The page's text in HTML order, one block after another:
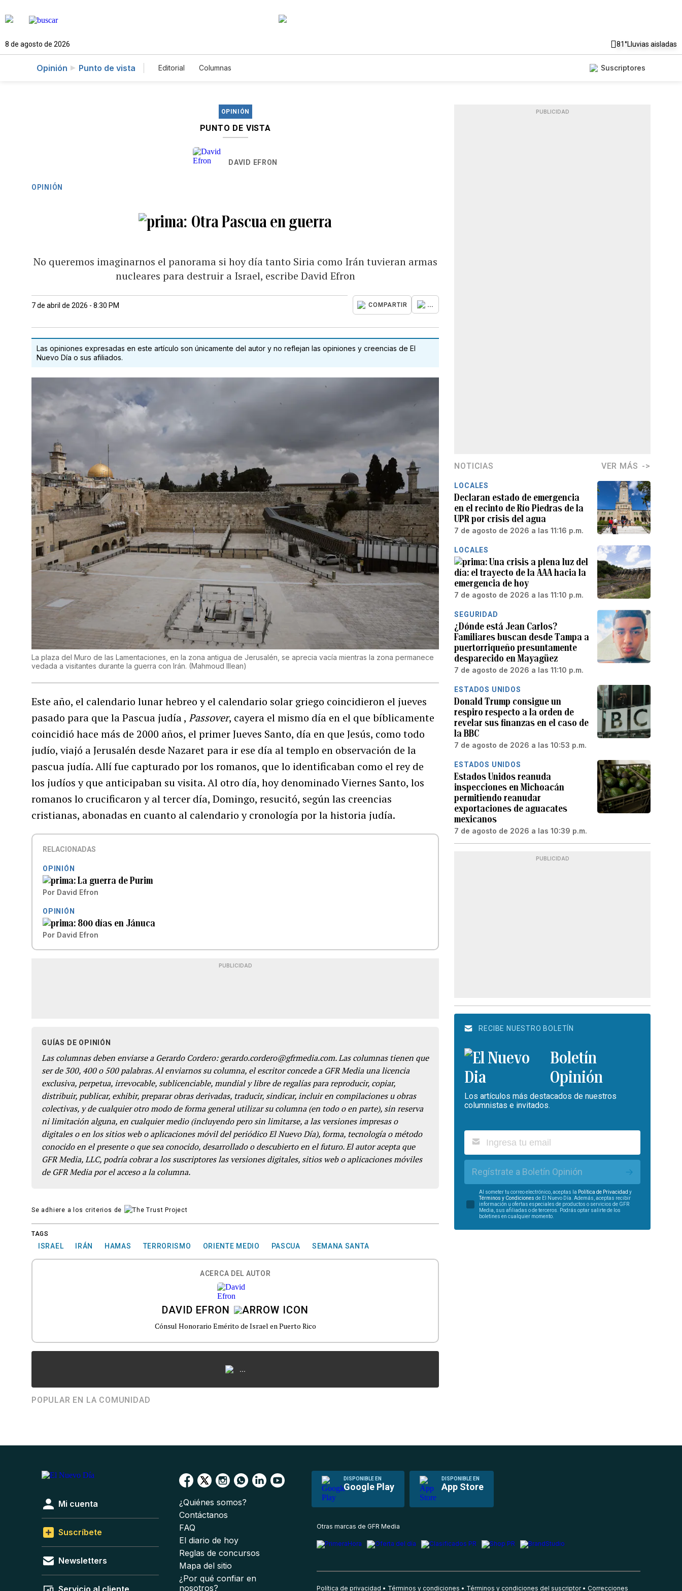
8 de agosto de 2026 81°Lluvias aisladas
Opinión Punto de vista Editorial Columnas Suscriptores
OPINIÓN
PUNTO DE VISTA
DAVID EFRON
OPINIÓN
Otra Pascua en guerra
No queremos imaginarnos el panorama si hoy día tanto Siria como Irán tuvieran armas
nucleares para destruir a Israel, escribe David Efron
7 de abril de 2026 - 8:30 PM COMPARTIR ...
Las opiniones expresadas en este artículo son únicamente del autor y no reflejan las opiniones y creencias de El
Nuevo Día o sus afiliados.
La plaza del Muro de las Lamentaciones, en la zona antigua de Jerusalén, se aprecia vacía mientras la zona permanece
vedada a visitantes durante la guerra con Irán. (Mahmoud Illean)
Este año, el calendario lunar hebreo y el calendario solar griego coincidieron el jueves
pasado para que la Pascua judía ,Passover, cayera el mismo día en el que bíblicamente
coincidió hace más de 2000 años, el primer Jueves Santo, día en que Jesús, como todo
judío, viajó a Jerusalén desde Nazaret para ir ese día al templo en observación de la
pascua judía. Allí fue capturado por los romanos, que lo identificaban como el rey de
los judíos y que anticipaban su visita. Al otro día, hoy denominado Viernes Santo, los
romanos lo crucificaron y al tercer día, Domingo, resucitó, según las creencias
cristianas, abonadas en cuanto al calendario y cronología por la historia judía.
RELACIONADAS
OPINIÓN
La guerra de Purim
Por David Efron
OPINIÓN
800 días en Jánuca
Por David Efron
PUBLICIDAD
GUÍAS DE OPINIÓN
Las columnas deben enviarse a Gerardo Cordero: gerardo.cordero@gfrmedia.com. Las columnas tienen que
ser de 300, 400 o 500 palabras. Al enviarnos su columna, el escritor concede a GFR Media una licencia
exclusiva, perpetua, irrevocable, sublicenciable, mundial y libre de regalías para reproducir, copiar,
distribuir, publicar, exhibir, preparar obras derivadas, traducir, sindicar, incluir en compilaciones u obras
colectivas, y de cualquier otro modo de forma general utilizar su columna (en todo o en parte), sin reserva
ni limitación alguna, en cualquier medio (incluyendo pero sin limitarse, a las versiones impresas o
digitales o en los sitios web o aplicaciones móvil del periódico El Nuevo Día), forma, tecnología o método
conocido en el presente o que sea conocido, desarrollado o descubierto en el futuro. El autor acepta que
GFR Media, LLC, podría cobrar a los suscriptores las versiones digitales, sitios web o aplicaciones móviles
de GFR Media por el acceso a la columna.
Se adhiere a los criterios de
TAGS
ISRAEL IRÁN HAMAS TERRORISMO ORIENTE MEDIO PASCUA SEMANA SANTA
ACERCA DEL AUTOR
DAVID EFRON
Cónsul Honorario Emérito de Israel en Puerto Rico
...
POPULAR EN LA COMUNIDAD
PUBLICIDAD
NOTICIAS VER MÁS
LOCALES
Declaran estado de emergencia
en el recinto de Río Piedras de la
UPR por crisis del agua
7 de agosto de 2026 a las 11:16 p.m.
LOCALES
Una crisis a plena luz del
día: el trayecto de la AAA hacia la
emergencia de hoy
7 de agosto de 2026 a las 11:10 p.m.
SEGURIDAD
¿Dónde está Jean Carlos?
Familiares buscan desde Tampa a
puertorriqueño presuntamente
desparecido en Mayagüez
7 de agosto de 2026 a las 11:10 p.m.
ESTADOS UNIDOS
Donald Trump consigue un
respiro respecto a la orden de
revelar sus finanzas en el caso de
la BBC
7 de agosto de 2026 a las 10:53 p.m.
ESTADOS UNIDOS
Estados Unidos reanuda
inspecciones en Michoacán
permitiendo reanudar
exportaciones de aguacates
mexicanos
7 de agosto de 2026 a las 10:39 p.m.
PUBLICIDAD
RECIBE NUESTRO BOLETÍN
Boletín
Opinión
Los artículos más destacados de nuestros
columnistas e invitados.
Regístrate a Boletín Opinión
Al someter tu correo electrónico, aceptas la Política de Privacidad y
Términos y Condiciones de El Nuevo Día. Además, aceptas recibir
información u ofertas especiales de productos o servicios de GFR
Media, sus afiliadas o de terceros. Podrás optar salirte de los
boletines en cualquier momento.
DISPONIBLE EN
Google Play
DISPONIBLE EN
App Store
Mi cuenta
Suscríbete
Newsletters
¿Quiénes somos?
Contáctanos
FAQ
El diario de hoy
Reglas de concursos
Mapa del sitio
¿Por qué confiar en
nosotros?
Otras marcas de GFR Media
Política de privacidad Términos y condiciones Términos y condiciones del suscriptor Correcciones